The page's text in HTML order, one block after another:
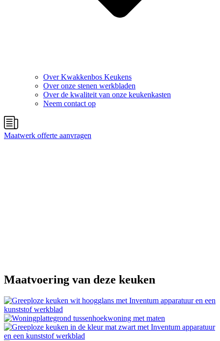
Over Kwakkenbos Keukens
Over onze stenen werkbladen
Over de kwaliteit van onze keukenkasten
Neem contact op
Maatwerk offerte aanvragen
Maatvoering van deze keuken